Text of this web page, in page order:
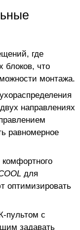
где
блоков, что
монтажа.
направлениях
равномерное
для
оптимизировать
пультом с
задавать